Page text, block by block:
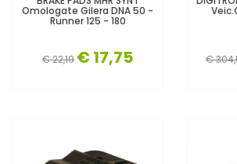
Omologate Gilera DNA 50 -
Runner 125 - 180
€ 22,19 € 17,75 €